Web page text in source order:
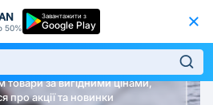
50%
Завантажити з
Google Play
в курсі!
за вигідними цінами,
про акції та новинки